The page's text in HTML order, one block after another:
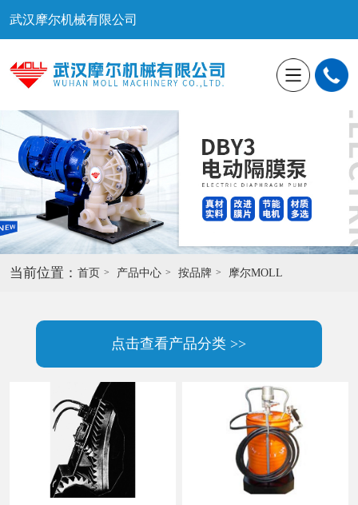
武汉摩尔机械有限公司
当前位置： 首页 产品中心 按品牌 摩尔MOLL
点击查看产品分类 >>